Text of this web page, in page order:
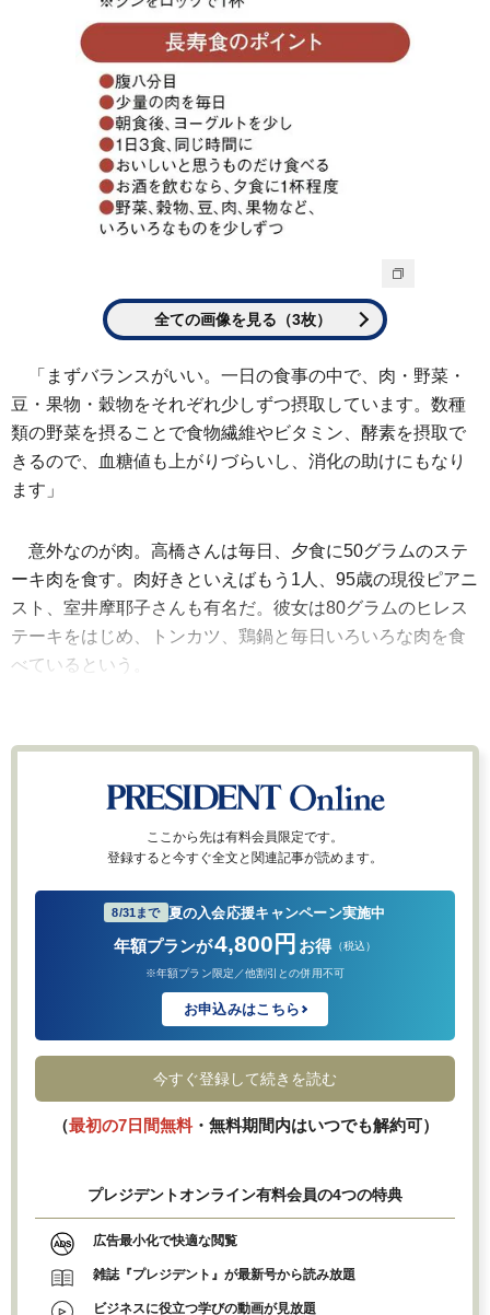
全ての画像を見る（3枚）
「まずバランスがいい。一日の食事の中で、肉・野菜・
豆・果物・穀物をそれぞれ少しずつ摂取しています。数種
類の野菜を摂ることで食物繊維やビタミン、酵素を摂取で
きるので、血糖値も上がりづらいし、消化の助けにもなり
ます」
意外なのが肉。高橋さんは毎日、夕食に50グラムのステ
ーキ肉を食す。肉好きといえばもう1人、95歳の現役ピアニ
スト、室井摩耶子さんも有名だ。彼女は80グラムのヒレス
テーキをはじめ、トンカツ、鶏鍋と毎日いろいろな肉を食
べているという。
ここから先は有料会員限定です。
登録すると今すぐ全文と関連記事が読めます。
8/31まで 夏の入会応援キャンペーン実施中
年額プランが4,800円 お得 （税込）
※年額プラン限定／他割引との併用不可
お申込みはこちら
今すぐ登録して続きを読む
（最初の7日間無料・無料期間内はいつでも解約可）
プレジデントオンライン有料会員の4つの特典
広告最小化で快適な閲覧
雑誌『プレジデント』が最新号から読み放題
ビジネスに役立つ学びの動画が見放題